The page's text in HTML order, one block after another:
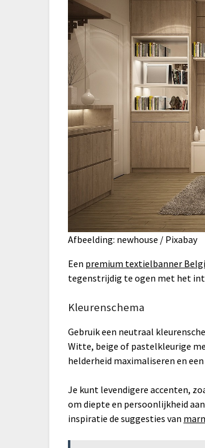
Afbeelding: newhouse / Pixabay
Een premium textielbanner
tegenstrijdig te ogen met het
Kleurenschema
Gebruik een neutraal
Witte, beige of pastelkleurige
helderheid maximaliseren en
Je kunt levendigere accenten,
om diepte en persoonlijkheid
inspiratie de suggesties van